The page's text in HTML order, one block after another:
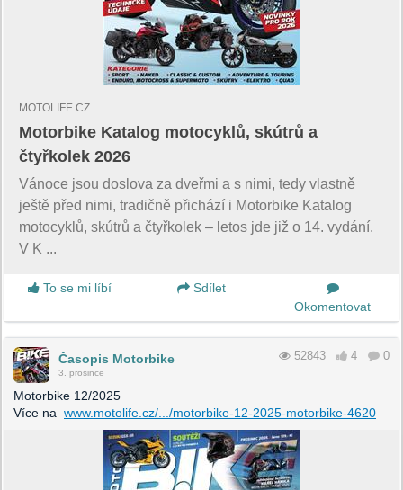
MOTOLIFE.CZ
Motorbike Katalog motocyklů, skútrů a
čtyřkolek 2026
Vánoce jsou doslova za dveřmi a s nimi, tedy vlastně
ještě před nimi, tradičně přichází i Motorbike Katalog
motocyklů, skútrů a čtyřkolek – letos jde již o 14. vydání.
V K ...
To se mi líbí
Sdílet
Okomentovat
Časopis Motorbike
3. prosince
52843 4 0
Motorbike 12/2025
Více na www.motolife.cz/.../motorbike-12-2025-motorbike-4620